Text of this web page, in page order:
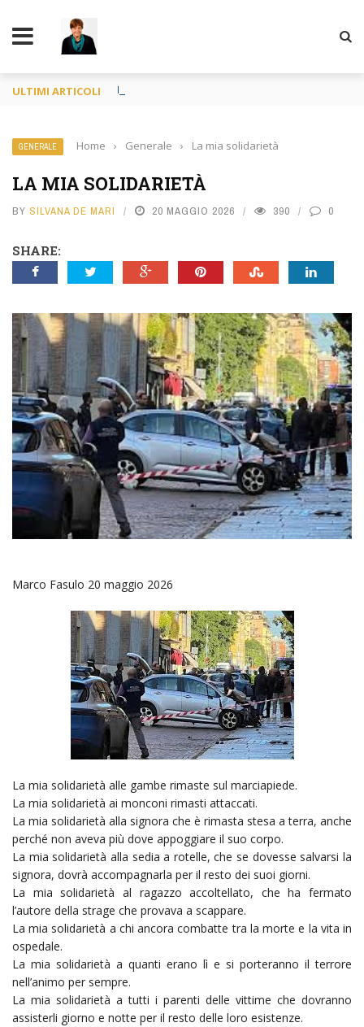
ULTIMI ARTICOLI Francia o Spagna purché si mangi
GENERALE Home › Generale › La mia solidarietà
LA MIA SOLIDARIETÀ
BY SILVANA DE MARI 20 MAGGIO 2026 390 0
SHARE:
Marco Fasulo 20 maggio 2026
La mia solidarietà alle gambe rimaste sul marciapiede.
La mia solidarietà ai monconi rimasti attaccati.
La mia solidarietà alla signora che è rimasta stesa a terra, anche
perché non aveva più dove appoggiare il suo corpo.
La mia solidarietà alla sedia a rotelle, che se dovesse salvarsi la
signora, dovrà accompagnarla per il resto dei suoi giorni.
La mia solidarietà al ragazzo accoltellato, che ha fermato
l’autore della strage che provava a scappare.
La mia solidarietà a chi ancora combatte tra la morte e la vita in
ospedale.
La mia solidarietà a quanti erano lì e si porteranno il terrore
nell’animo per sempre.
La mia solidarietà a tutti i parenti delle vittime che dovranno
assisterli giorno e notte per il resto delle loro esistenze.